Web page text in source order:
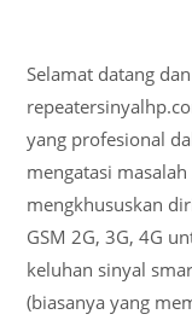
Selamat datang
yang profesional
mengatasi
mengkhususkan
GSM 2G, 3G, 4G
keluhan sinyal
(biasanya yang